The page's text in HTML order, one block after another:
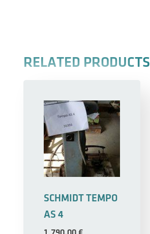
RELATED PRODUCTS
SCHMIDT TEMPO
AS 4